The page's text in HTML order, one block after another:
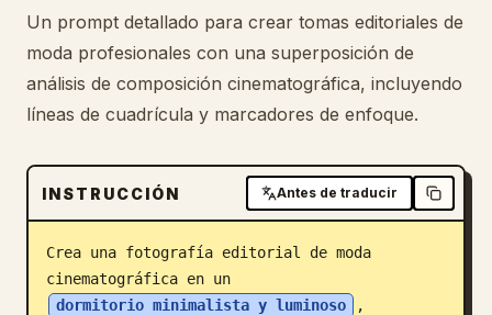
Prompts
Precios
Blog
Actualizaciones
Un prompt detallado para crear tomas editoriales de
moda profesionales con una superposición de
análisis de composición cinematográfica, incluyendo
líneas de cuadrícula y marcadores de enfoque.
INSTRUCCIÓN Antes de traducir
Crea una fotografía editorial de moda
cinematográfica en un
dormitorio minimalista y luminoso
,